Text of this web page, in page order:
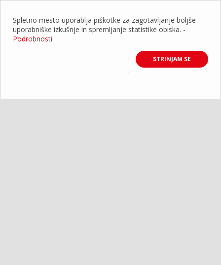
Spletno mesto uporablja piškotke za zagotavljanje boljše
uporabniške izkušnje in spremljanje statistike obiska. -
Podrobnosti
STRINJAM SE